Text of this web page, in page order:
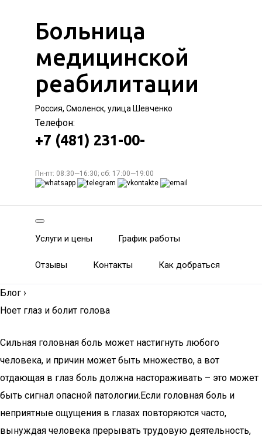
Больница
медицинской
реабилитации
Россия, Смоленск, улица Шевченко
Телефон:
+7 (481) 231-00-
Пн-пт: 08:30—16:30; сб: 17:00—19:00
Услуги и цены График работы
Отзывы Контакты Как добраться
Блог ›
Ноет глаз и болит голова
Сильная головная боль может настигнуть любого
человека, и причин может быть множество, а вот
отдающая в глаз боль должна настораживать – это может
быть сигнал опасной патологии.Если головная боль и
неприятные ощущения в глазах повторяются часто,
вынуждая человека прерывать трудовую деятельность,